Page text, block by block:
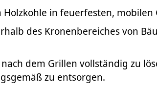
Holzkohle in feuerfesten,
des Kronenbereiches von
dem Grillen vollständig zu
zu entsorgen.